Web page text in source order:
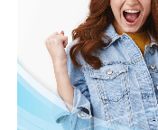
um método
inspirado na lógica
considerado um guia
fortalecer o valor
autonomia.